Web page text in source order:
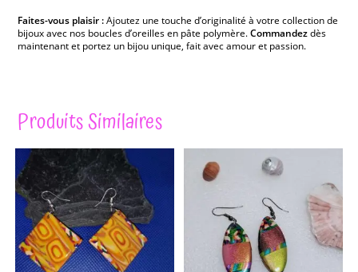
Faites-vous plaisir :Ajoutez une touche d’originalité à votre collection de
bijoux avec nos boucles d’oreilles en pâte polymère.Commandezdès
maintenant et portez un bijou unique, fait avec amour et passion.
Produits Similaires